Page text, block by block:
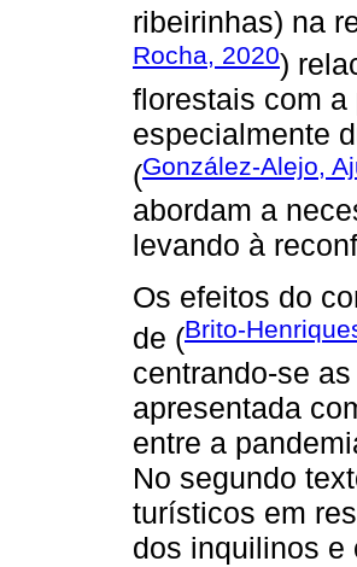
ribeirinhas) na
Rocha, 2020)
florestais com
especialmente
(González-Alejo,
abordam a
levando à
Os efeitos do
de (Brito-
centrando-se
apresentada
entre a
No segundo
turísticos em
dos inquilinos e